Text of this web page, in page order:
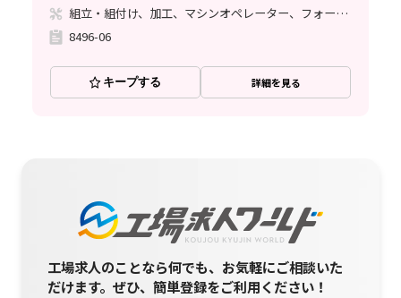
組立・組付け、加工、マシンオペレーター、フォークリフト、玉掛け・クレーン、ライン作業、立ち作業、溶接、塗装
8496-06
キープする 詳細を見る
工場求人のことなら何でも、お気軽にご相談いた
だけます。ぜひ、簡単登録をご利用ください！